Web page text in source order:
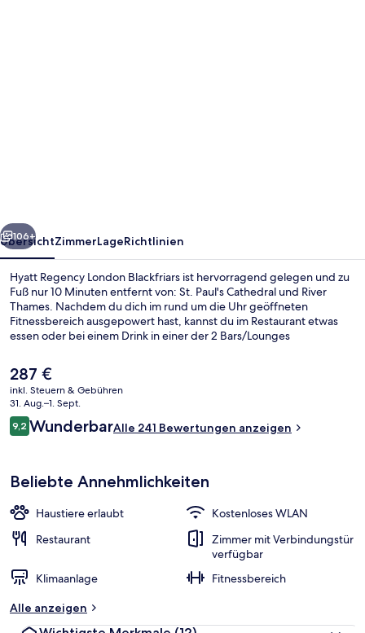
Weiter
106+
ÜbersichtZimmerLageRichtlinien
Hyatt Regency London Blackfriars ist hervorragend gelegen und zu
Fuß nur 10 Minuten entfernt von: St. Paul's Cathedral und River
Thames. Nachdem du dich im rund um die Uhr geöffneten
Fitnessbereich ausgepowert hast, kannst du im Restaurant etwas
essen oder bei einem Drink in einer der 2 Bars/Lounges
und eine Terrasse. Die öffentlichen Verkehrsmittel sind nur einen
kurzen Fußmarsch entfernt: Zur U-Bahn-Station Blackfriars sind es
nur wenige Schritte und zur U-Bahn-Station Farringdon 4 Minuten.
Der
aktuelle
Preis
beträgt
287 €.
287 €
inkl. Steuern & Gebühren
31. Aug.–1. Sept.
Bewertungen
9,29,2 von 10.
WunderbarAlle 241 Bewertungen anzeigen
Beliebte Annehmlichkeiten
Haustiere erlaubt
Kostenloses WLAN
Restaurant
Zimmer mit Verbindungstür
verfügbar
Klimaanlage
Fitnessbereich
Alle anzeigen